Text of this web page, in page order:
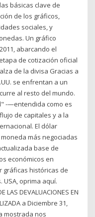
básicas clave de
de los gráficos,
sociales, y
Un gráfico
abarcando el
de cotización oficial
de la divisa Gracias a
se enfrentan a un
al resto del mundo.
-—entendida como es
de capitales y a la
El dólar
más negociadas
base de
económicos en
gráficas históricas de
USA, oprima aquí.
LAS DEVALUACIONES EN
a Diciembre 31,
mostrada nos